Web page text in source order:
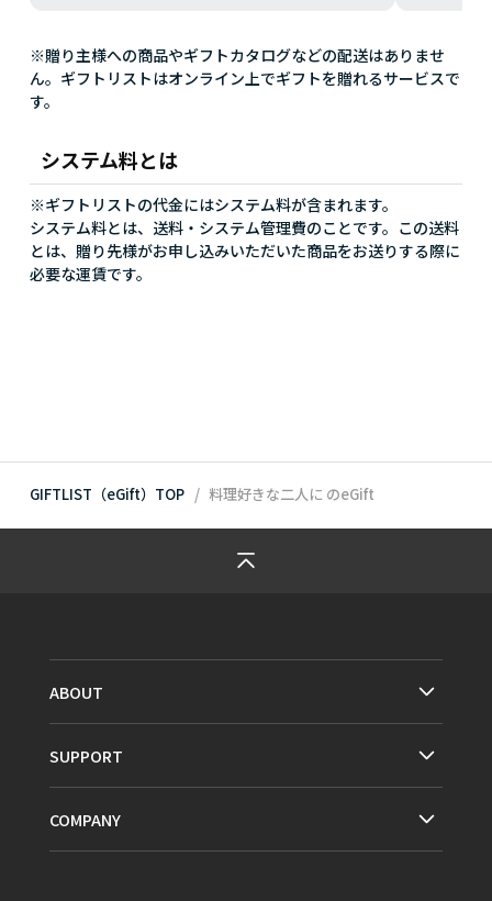
※贈り主様への商品やギフトカタログなどの配送はありませ
ん。ギフトリストはオンライン上でギフトを贈れるサービスで
す。
システム料とは
※ギフトリストの代金にはシステム料が含まれます。
システム料とは、送料・システム管理費のことです。この送料
とは、贈り先様がお申し込みいただいた商品をお送りする際に
必要な運賃です。
GIFTLIST（eGift）TOP 料理好きな二人に のeGift
ABOUT
SUPPORT
COMPANY